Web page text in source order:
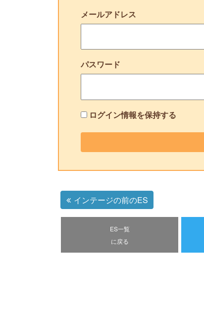
メールアドレス
パスワード
ログイン情報を保持する
インテージの前のES
ES一覧
に戻る